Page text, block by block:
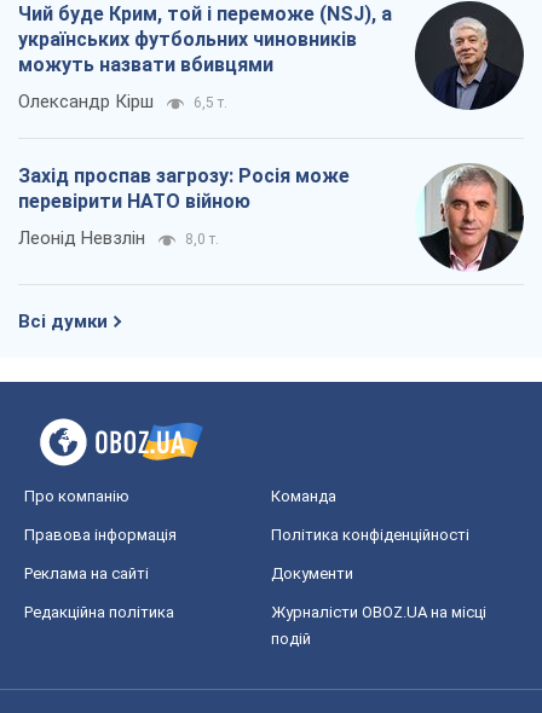
Чий буде Крим, той і переможе (NSJ), а
українських футбольних чиновників
можуть назвати вбивцями
Олександр Кірш 6,5 т.
Захід проспав загрозу: Росія може
перевірити НАТО війною
Леонід Невзлін 8,0 т.
Всі думки
Про компанію Команда
Правова інформація Політика конфіденційності
Реклама на сайті Документи
Редакційна політика
Журналісти OBOZ.UA на місці
подій